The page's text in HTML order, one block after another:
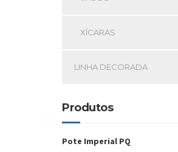
XÍCARAS
LINHA DECORADA
Produtos
Pote Imperial PQ